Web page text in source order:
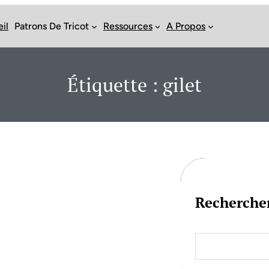
Patrons De Tricot Ressources A Propos
Étiquette : gilet
a